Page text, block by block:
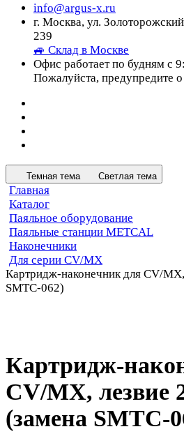
info@argus-x.ru
г. Москва, ул.
239
🚙 Склад в Москве
Офис работает по будням с
Пожалуйста, предупредите о
Темная тема Светлая тема
Главная
Каталог
Паяльное оборудование
Паяльные станции METCAL
Наконечники
Для серии CV/MX
Картридж-наконечник для СV/
SMTC-062)
Картридж-
СV/MX, лезвие
(замена SMTC-